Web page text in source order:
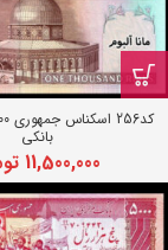
بانکی
11,500,000